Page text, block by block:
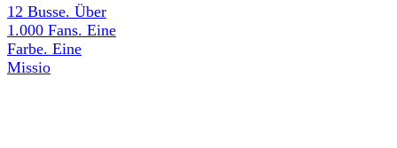
12 Busse. Über
1.000 Fans. Eine
Farbe. Eine
Missio